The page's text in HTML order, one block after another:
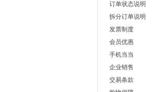
订单状态说明
拆分订单说明
发票制度
会员优惠
手机当当
企业销售
交易条款